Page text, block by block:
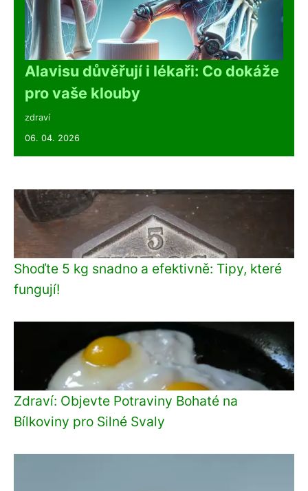
Alavisu důvěřují i lékaři: Co dokáže
pro vaše klouby
zdraví
06. 04. 2026
Shoďte 5 kg snadno a efektivně: Tipy, které
fungují!
Zdraví: Objevte Potraviny Bohaté na
Bílkoviny pro Silné Svaly